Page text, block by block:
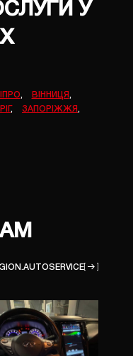
У
, ВІННИЦЯ ,
, ЗАПОРІЖЖЯ ,